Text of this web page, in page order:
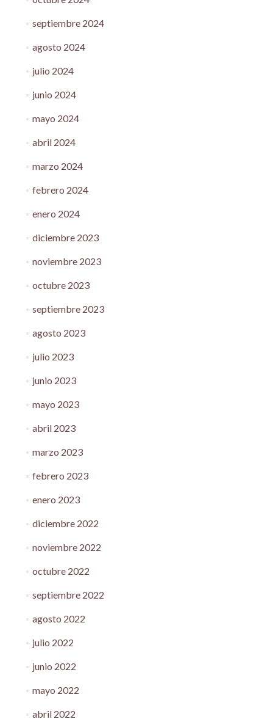
septiembre 2024
agosto 2024
julio 2024
junio 2024
mayo 2024
abril 2024
marzo 2024
febrero 2024
enero 2024
diciembre 2023
noviembre 2023
octubre 2023
septiembre 2023
agosto 2023
julio 2023
junio 2023
mayo 2023
abril 2023
marzo 2023
febrero 2023
enero 2023
diciembre 2022
noviembre 2022
octubre 2022
septiembre 2022
agosto 2022
julio 2022
junio 2022
mayo 2022
abril 2022